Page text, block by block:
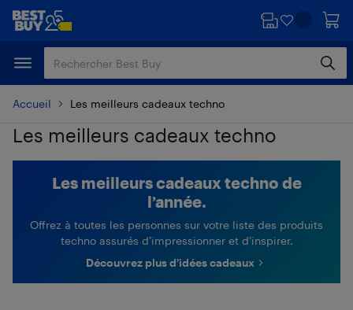
Passer
principal
Passer
Accueil Les meilleurs cadeaux techno
Les meilleurs cadeaux techno
Les meilleurs cadeaux techno de
l’année.
Offrez à toutes les personnes sur votre liste des produits
techno assurés d’impressionner et d’inspirer.
Découvrez plus d’idées cadeaux